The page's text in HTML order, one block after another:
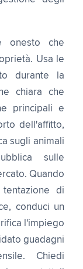
onesto che
Usa le
durante la
chiara che
principali e
dell'affitto,
sugli animali
sulle
Quando
di
conduci un
l'impiego
guadagni
Chiedi